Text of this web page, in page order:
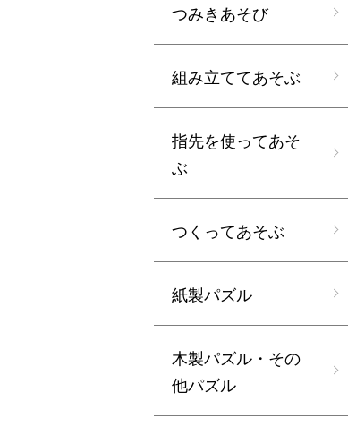
つみきあそび
組み立ててあそぶ
指先を使ってあそ
ぶ
つくってあそぶ
紙製パズル
木製パズル・その
他パズル